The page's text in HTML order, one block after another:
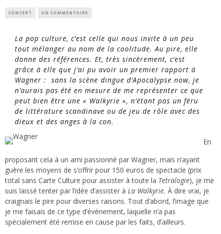
CONCERT UN COMMENTAIRE
La pop culture, c’est celle qui nous invite à un peu
tout mélanger au nom de la coolitude. Au pire, elle
donne des références. Et, très sincèrement, c’est
grâce à elle que j’ai pu avoir un premier rapport à
Wagner : sans la scène dingue d’Apocalypse now, je
n’aurais pas été en mesure de me représenter ce que
peut bien être une « Walkyrie », n’étant pas un féru
de littérature scandinave ou de jeu de rôle avec des
dieux et des anges à la con.
En
proposant cela à un ami passionné par Wagner, mais n’ayant
guère les moyens de s’offrir pour 150 euros de spectacle (prix
total sans Carte Culture pour assister à toute la Tetralogie), je me
suis laissé tenter par l’idée d’assister à La Walkyrie. À dire vrai, je
craignais le pire pour diverses raisons. Tout d’abord, l’image que
je me faisais de ce type d’événement, laquelle n’a pas
spécialement été remise en cause par les faits, d’ailleurs.